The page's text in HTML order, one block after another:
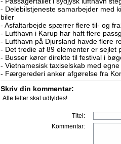
- Delebilstjeneste samarbejder med
biler
- Asfaltarbejde spærrer flere til- og
- Lufthavn i Karup har haft flere
- Lufthavn på Djursland havde flere
- Det tredie af 89 elementer er sejlet
- Busser kører direkte til festival i
- Vietnamesisk taxiselskab med
- Færgerederi anker afgørelse fra
Skriv din kommentar:
Alle felter skal udfyldes!
Titel:
Kommentar: